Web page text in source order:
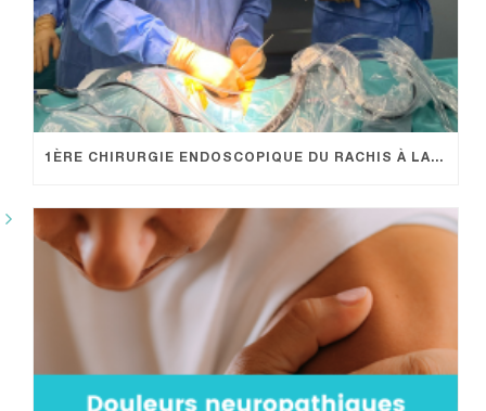
1ÈRE CHIRURGIE ENDOSCOPIQUE DU RACHIS À LA POLYCLINIQUE SAINT GEORGE : UN NOUVELLE OFFRE DE SOIN PROMETTEUSE POUR LES PATIENTS !